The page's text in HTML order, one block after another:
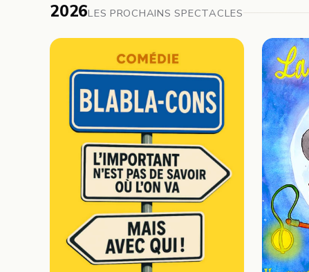
2026LES PROCHAINS SPECTACLES